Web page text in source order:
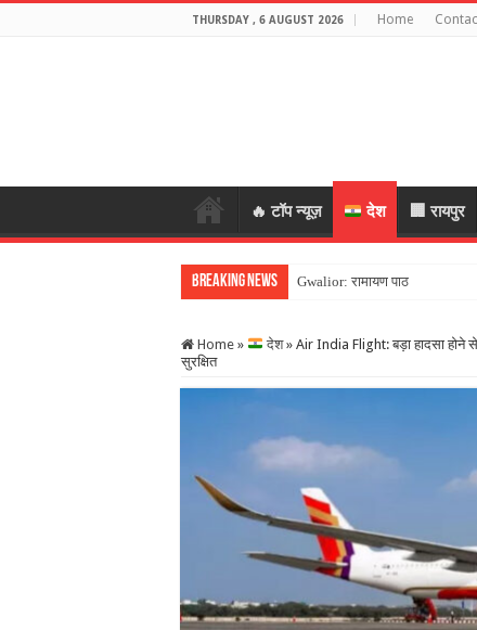
THURSDAY , 6 AUGUST 2026 Home
🔥 टॉप न्यूज़ देश 🏢 रायपुर
Breaking News Gwalior: रामायण पाठ का बहाना
Home » देश » Air India Flight: बड़ा हादसा होने से
सुरक्षित